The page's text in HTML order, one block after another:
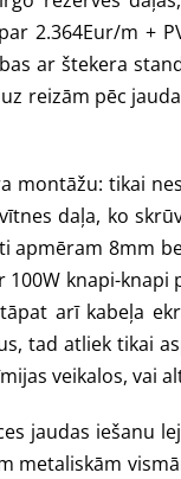
2.364Eur/m +
ar štekera
reizām pēc
montāžu: tikai
daļa, ko
apmēram 8mm
100W knapi-
arī kabeļa
tad atliek tikai
veikalos, vai
jaudas iešanu
metaliskām